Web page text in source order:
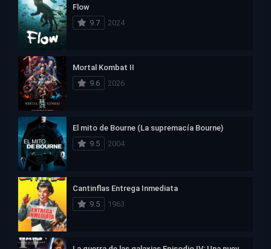
Flow
9.7
2024
Mortal Kombat II
9.6
2026
El mito de Bourne (La supremacía Bourne)
9.5
2004
Cantinflas Entrega Inmediata
9.5
1963